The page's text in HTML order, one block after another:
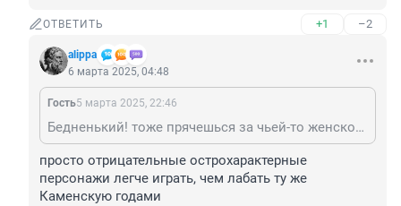
ОТВЕТИТЬ +1 –2
alippa
6 марта 2025, 04:48
Гость5 марта 2025, 22:46
Бедненький! тоже прячешься за чьей-то женской спинкой? Но, нет полных аналогий между Леныной ролью и твоей реальностью, возьми, наконец, себя в руки.
просто отрицательные острохарактерные
персонажи легче играть, чем лабать ту же
Каменскую годами